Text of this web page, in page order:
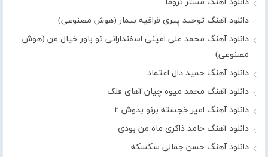
دانلود آهنگ توحید پیری قراقیه بیمار (هوش مصنوعی)
دانلود آهنگ محمد علی امینی اسفندارانی تو باور خیال من (هوش
مصنوعی)
دانلود آهنگ حمید دال اعتماد
دانلود آهنگ محمد میوه چیان آهای فلک
دانلود آهنگ امیر خجسته برنو بدوش ۲
دانلود آهنگ حامد ذاکری ماه من بودی
دانلود آهنگ حسن جمالی سکسکه